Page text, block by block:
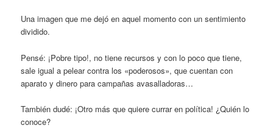
Una imagen que me dejó en aquel momento con un sentimiento
dividido.
Pensé: ¡Pobre tipo!, no tiene recursos y con lo poco que tiene,
sale igual a pelear contra los «poderosos», que cuentan con
aparato y dinero para campañas avasalladoras…
También dudé: ¡Otro más que quiere currar en política! ¿Quién lo
conoce?